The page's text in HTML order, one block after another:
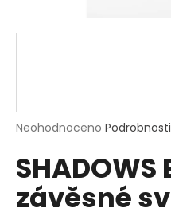
Průměrné
produktu
je
z
Neohodnoceno
SHADOWS
závěsné
j